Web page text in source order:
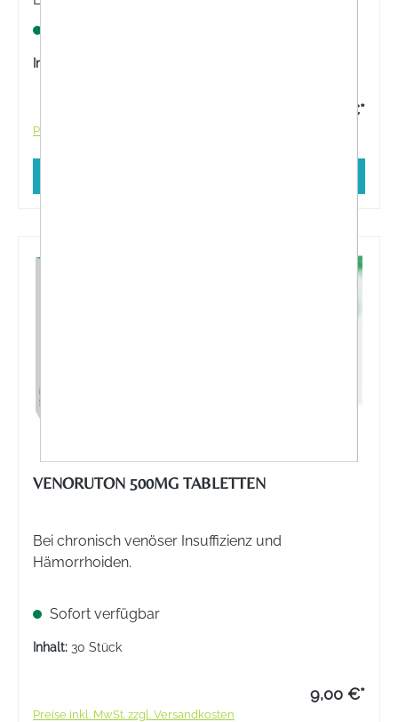
Inhalt:
9,90 €*
Preise inkl. MwSt. zzgl. Versandkosten
VENORUTON 500MG TABLETTEN
Bei chronisch venöser Insuffizienz und
Hämorrhoiden.
Sofort verfügbar
Inhalt: 30 Stück
9,00 €*
Preise inkl. MwSt. zzgl. Versandkosten